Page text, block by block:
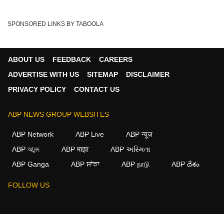
SPONSORED LINKS BY TABOOLA
ABOUT US FEEDBACK
CAREERS
ADVERTISE WITH US
SITEMAP
DISCLAIMER
PRIVACY POLICY
CONTACT US
ABP NEWS GROUP WEBSITES
ABP Network ABP Live
ABP न्यूज़
ABP আনন্দ
ABP माझा
ABP અસ્મિતા
ABP Ganga
ABP ਸਾਂਝਾ ABP நாடு ABP దేశం
FOLLOW US
We use cookies to improve your experience, analyze